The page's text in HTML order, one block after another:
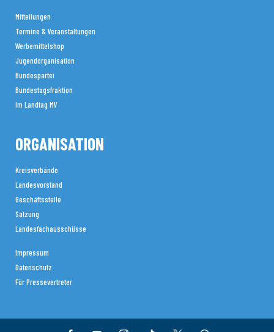
Mitteilungen
Termine & Veranstaltungen
Werbemittelshop
Jugendorganisation
Bundespartei
Bundestagsfraktion
Im Landtag MV
ORGANISATION
Kreisverbände
Landesvorstand
Geschäftsstelle
Satzung
Landesfachausschüsse
Impressum
Datenschutz
Für Pressevertreter